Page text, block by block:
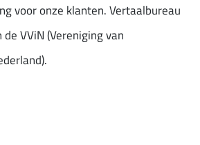
voor onze klanten. Vertaalbureau
VViN (Vereniging van